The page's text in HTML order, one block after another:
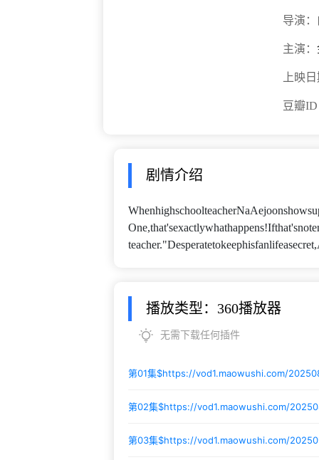
导演：
主演：
上映
豆瓣
剧情介绍
播放类型：360播放器
无需下载任何插件
第01集$https://vod1.maowushi.com/
第02集$https://vod1.maowushi.com/
第03集$https://vod1.maowushi.com/